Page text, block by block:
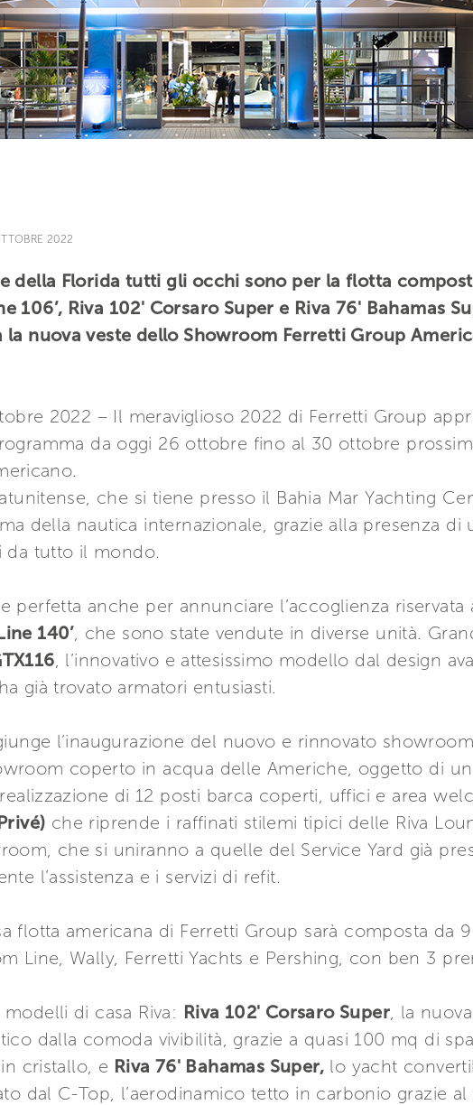
2022
della Florida tutti gli occhi sono per la flotta
106’, Riva 102' Corsaro Super e Riva 76' Bahamas
la nuova veste dello Showroom Ferretti Group
2022 – Il meraviglioso 2022 di Ferretti Group
da oggi 26 ottobre fino al 30 ottobre
che si tiene presso il Bahia Mar Yachting
della nautica internazionale, grazie alla presenza
da tutto il mondo.
perfetta anche per annunciare l’accoglienza riservata
140’, che sono state vendute in diverse unità.
, l’innovativo e attesissimo modello dal design
già trovato armatori entusiasti.
l’inaugurazione del nuovo e rinnovato
coperto in acqua delle Americhe, oggetto di
di 12 posti barca coperti, uffici e area
che riprende i raffinati stilemi tipici delle Riva
che si uniranno a quelle del Service Yard già
l’assistenza e i servizi di refit.
flotta americana di Ferretti Group sarà composta da
Line, Wally, Ferretti Yachts e Pershing, con ben 3
di casa Riva: Riva 102' Corsaro Super, la
dalla comoda vivibilità, grazie a quasi 100 mq di
cristallo, e Riva 76' Bahamas Super,lo yacht
dal C-Top, l’aerodinamico tetto in carbonio grazie